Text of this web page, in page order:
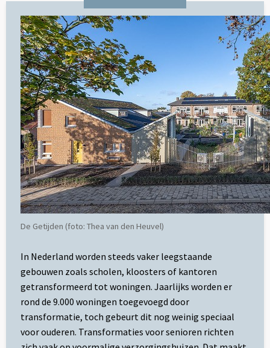
De Getijden (foto: Thea van den Heuvel)
In Nederland worden steeds vaker leegstaande
gebouwen zoals scholen, kloosters of kantoren
getransformeerd tot woningen. Jaarlijks worden er
rond de 9.000 woningen toegevoegd door
transformatie, toch gebeurt dit nog weinig speciaal
voor ouderen. Transformaties voor senioren richten